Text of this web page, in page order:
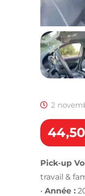
2
Pick-up
travail &
• Année :